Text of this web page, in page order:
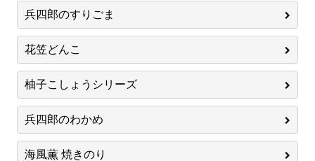
兵四郎のすりごま
花笠どんこ
柚子こしょうシリーズ
兵四郎のわかめ
海風薫 焼きのり